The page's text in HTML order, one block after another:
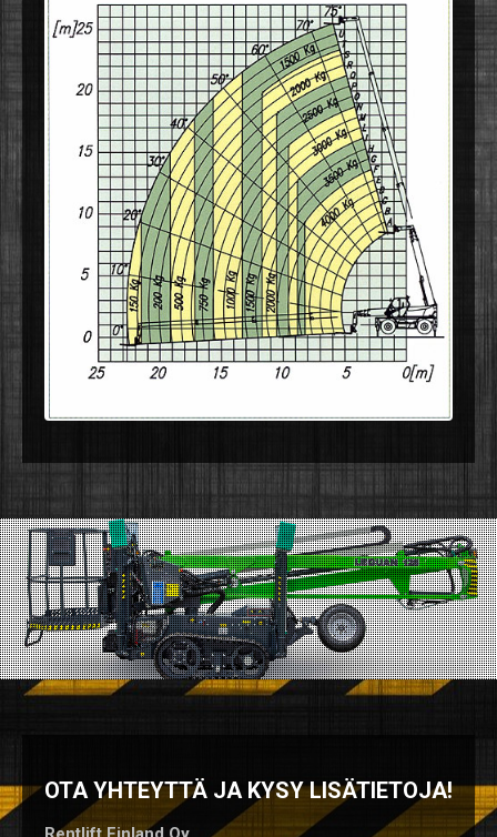
OTA YHTEYTTÄ JA KYSY LISÄTIETOJA!